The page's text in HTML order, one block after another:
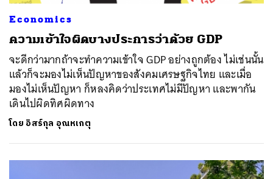
Economics
ความเข้าใจผิดบางประการว่าด้วย GDP
จะดีกว่ามากถ้าจะทำความเข้าใจ GDP อย่างถูกต้อง ไม่เช่นนั้น
แล้วก็จะมองไม่เห็นปัญหาของสังคมเศรษฐกิจไทย และเมื่อ
มองไม่เห็นปัญหา ก็หลงคิดว่าประเทศไม่มีปัญหา และพากัน
เดินไปผิดทิศผิดทาง
โดย อิสร์กุล อุณหเกตุ